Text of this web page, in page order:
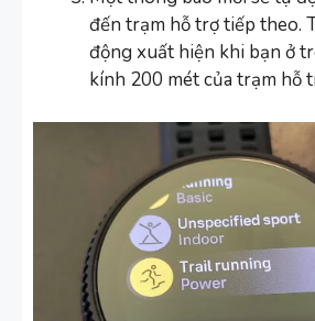
đến trạm hỗ trợ tiếp theo.
động xuất hiện khi bạn ở
kính 200 mét của trạm hỗ